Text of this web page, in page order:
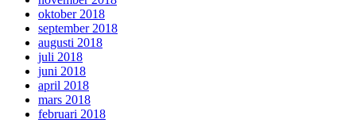
oktober 2018
september 2018
augusti 2018
juli 2018
juni 2018
april 2018
mars 2018
februari 2018